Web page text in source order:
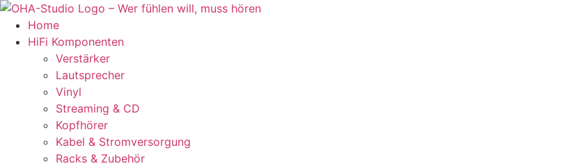
Skip
content
Home
HiFi Komponenten
Verstärker
Lautsprecher
Vinyl
Streaming & CD
Kopfhörer
Kabel & Stromversorgung
Racks & Zubehör